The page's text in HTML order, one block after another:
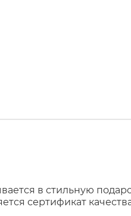
в стильную
сертификат